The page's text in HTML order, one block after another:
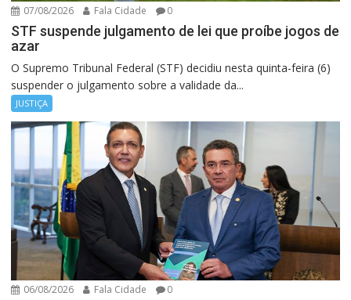
07/08/2026 Fala Cidade 0
STF suspende julgamento de lei que proíbe jogos de
azar
O Supremo Tribunal Federal (STF) decidiu nesta quinta-feira (6)
suspender o julgamento sobre a validade da...
JUSTIÇA
06/08/2026 Fala Cidade 0